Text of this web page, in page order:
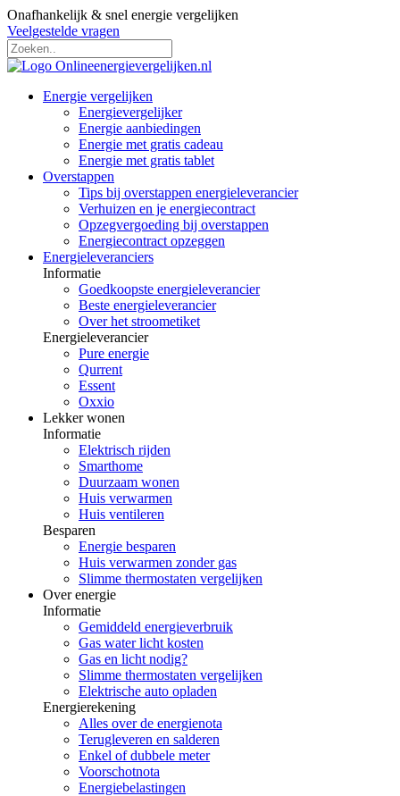
Onafhankelijk & snel energie vergelijken
Veelgestelde vragen
Energie vergelijken
Energievergelijker
Energie aanbiedingen
Energie met gratis cadeau
Energie met gratis tablet
Overstappen
Tips bij overstappen energieleverancier
Verhuizen en je energiecontract
Opzegvergoeding bij overstappen
Energiecontract opzeggen
Energieleveranciers
Informatie
Goedkoopste energieleverancier
Beste energieleverancier
Over het stroometiket
Energieleverancier
Pure energie
Qurrent
Essent
Oxxio
Lekker wonen
Informatie
Elektrisch rijden
Smarthome
Duurzaam wonen
Huis verwarmen
Huis ventileren
Besparen
Energie besparen
Huis verwarmen zonder gas
Slimme thermostaten vergelijken
Over energie
Informatie
Gemiddeld energieverbruik
Gas water licht kosten
Gas en licht nodig?
Slimme thermostaten vergelijken
Elektrische auto opladen
Energierekening
Alles over de energienota
Terugleveren en salderen
Enkel of dubbele meter
Voorschotnota
Energiebelastingen